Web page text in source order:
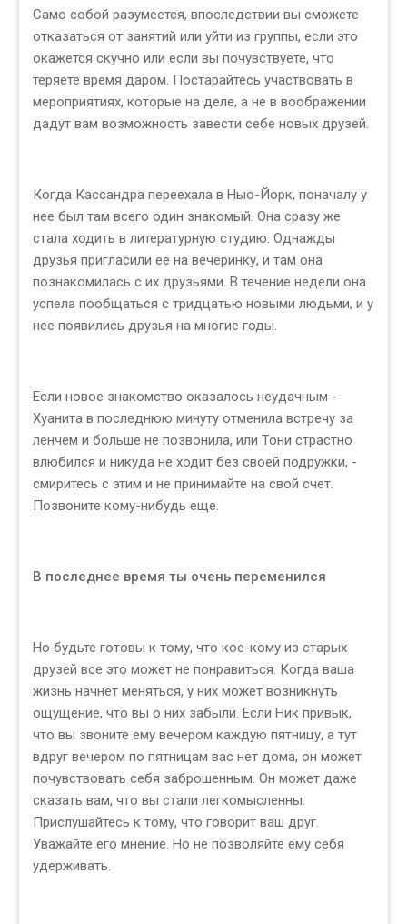
Само собой разумеется, впоследствии вы сможете
отказаться от занятий или уйти из группы, если это
окажется скучно или если вы почувствуете, что
теряете время даром. Постарайтесь участвовать в
мероприятиях, которые на деле, а не в воображении
дадут вам возможность завести себе новых друзей.
Когда Кассандра переехала в Ныо-Йорк, поначалу у
нее был там всего один знакомый. Она сразу же
стала ходить в литературную студию. Однажды
друзья пригласили ее на вечеринку, и там она
познакомилась с их друзьями. В течение недели она
успела пообщаться с тридцатью новыми людьми, и у
нее появились друзья на многие годы.
Если новое знакомство оказалось неудачным -
Хуанита в последнюю минуту отменила встречу за
ленчем и больше не позвонила, или Тони страстно
влюбился и никуда не ходит без своей подружки, -
смиритесь с этим и не принимайте на свой счет.
Позвоните кому-нибудь еще.
В последнее время ты очень переменился
Но будьте готовы к тому, что кое-кому из старых
друзей все это может не понравиться. Когда ваша
жизнь начнет меняться, у них может возникнуть
ощущение, что вы о них забыли. Если Ник привык,
что вы звоните ему вечером каждую пятницу, а тут
вдруг вечером по пятницам вас нет дома, он может
почувствовать себя заброшенным. Он может даже
сказать вам, что вы стали легкомысленны.
Прислушайтесь к тому, что говорит ваш друг.
Уважайте его мнение. Но не позволяйте ему себя
удерживать.